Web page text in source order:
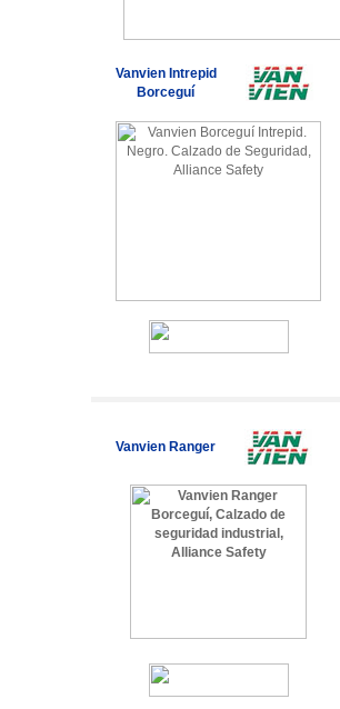
Vanvien Intrepid
Borceguí
Vanvien Ranger